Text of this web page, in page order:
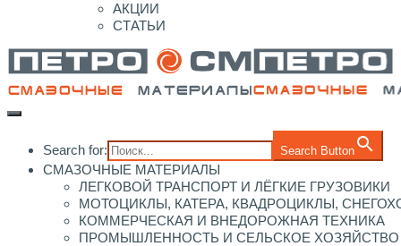
АКЦИИ
СТАТЬИ
Search for: Search Button
СМАЗОЧНЫЕ МАТЕРИАЛЫ
ЛЕГКОВОЙ ТРАНСПОРТ И ЛЁГКИЕ ГРУЗОВИКИ
МОТОЦИКЛЫ, КАТЕРА, КВАДРОЦИКЛЫ,
КОММЕРЧЕСКАЯ И ВНЕДОРОЖНАЯ ТЕХНИКА
ПРОМЫШЛЕННОСТЬ И СЕЛЬСКОЕ ХОЗЯЙСТВО